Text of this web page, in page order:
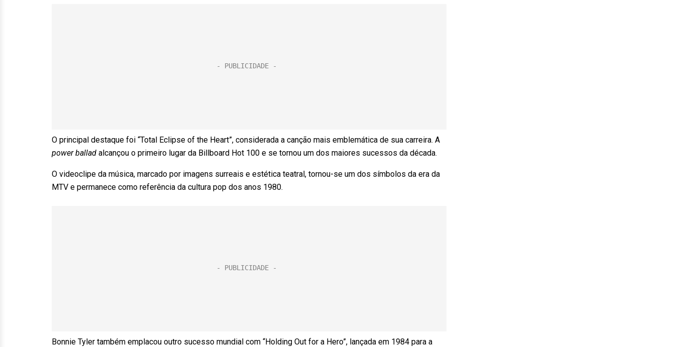
O principal destaque foi “Total Eclipse of the Heart”, considerada a canção mais emblemática de sua carreira. A
power ballad alcançou o primeiro lugar da Billboard Hot 100 e se tornou um dos maiores sucessos da década.
O videoclipe da música, marcado por imagens surreais e estética teatral, tornou-se um dos símbolos da era da
MTV e permanece como referência da cultura pop dos anos 1980.
Bonnie Tyler também emplacou outro sucesso mundial com “Holding Out for a Hero”, lançada em 1984 para a